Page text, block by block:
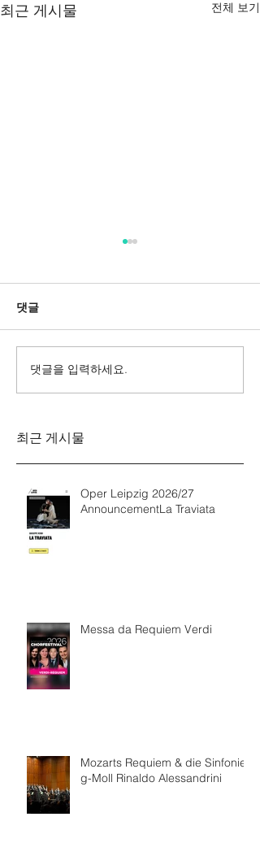
최근 게시물 전체 보기
Messa da Requiem
댓글
댓글을 입력하세요.
최근 게시물
Oper Leipzig 2026/27
AnnouncementLa Traviata
Messa da Requiem Verdi
Mozarts Requiem & die Sinfonie
g-Moll Rinaldo Alessandrini